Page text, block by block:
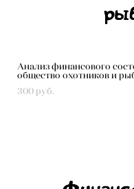
Анализ финансового
общество охотников и
300 pуб.